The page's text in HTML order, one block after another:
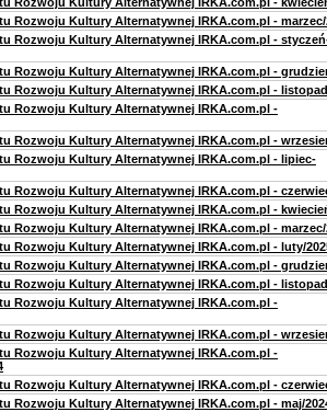
Rozwoju Kultury Alternatywnej IRKA.com.pl - marzec/
Rozwoju Kultury Alternatywnej IRKA.com.pl -
Rozwoju Kultury Alternatywnej IRKA.com.pl -
Rozwoju Kultury Alternatywnej IRKA.com.pl -
Rozwoju Kultury Alternatywnej IRKA.com.pl -
Rozwoju Kultury Alternatywnej IRKA.com.pl -
Rozwoju Kultury Alternatywnej IRKA.com.pl - lipiec-
Rozwoju Kultury Alternatywnej IRKA.com.pl -
Rozwoju Kultury Alternatywnej IRKA.com.pl -
Rozwoju Kultury Alternatywnej IRKA.com.pl - marzec/
Rozwoju Kultury Alternatywnej IRKA.com.pl - luty/
Rozwoju Kultury Alternatywnej IRKA.com.pl -
Rozwoju Kultury Alternatywnej IRKA.com.pl -
Rozwoju Kultury Alternatywnej IRKA.com.pl -
Rozwoju Kultury Alternatywnej IRKA.com.pl -
Rozwoju Kultury Alternatywnej IRKA.com.pl -
Rozwoju Kultury Alternatywnej IRKA.com.pl -
Rozwoju Kultury Alternatywnej IRKA.com.pl - maj/